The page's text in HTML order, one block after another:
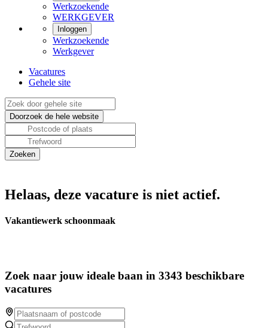
Werkzoekende
WERKGEVER
Inloggen
Werkzoekende
Werkgever
Vacatures
Gehele site
Helaas, deze vacature is niet actief.
Vakantiewerk schoonmaak
Zoek naar jouw ideale baan in 3343 beschikbare
vacatures